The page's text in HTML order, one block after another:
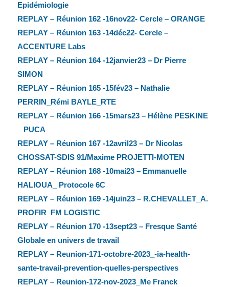
Epidémiologie
REPLAY – Réunion 162 -16nov22- Cercle – ORANGE
REPLAY – Réunion 163 -14déc22- Cercle –
ACCENTURE Labs
REPLAY – Réunion 164 -12janvier23 – Dr Pierre
SIMON
REPLAY – Réunion 165 -15fév23 – Nathalie
PERRIN_Rémi BAYLE_RTE
REPLAY – Réunion 166 -15mars23 – Hélène PESKINE
_ PUCA
REPLAY – Réunion 167 -12avril23 – Dr Nicolas
CHOSSAT-SDIS 91/Maxime PROJETTI-MOTEN
REPLAY – Réunion 168 -10mai23 – Emmanuelle
HALIOUA_ Protocole 6C
REPLAY – Réunion 169 -14juin23 – R.CHEVALLET_A.
PROFIR_FM LOGISTIC
REPLAY – Réunion 170 -13sept23 – Fresque Santé
Globale en univers de travail
REPLAY – Reunion-171-octobre-2023_-ia-health-
sante-travail-prevention-quelles-perspectives
REPLAY – Reunion-172-nov-2023_Me Franck